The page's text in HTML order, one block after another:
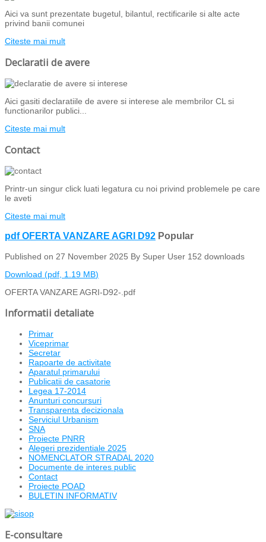
Aici va sunt prezentate bugetul, bilantul, rectificarile si alte acte
privind banii comunei
Citeste mai mult
Declaratii de avere
Aici gasiti declaratiile de avere si interese ale membrilor CL si
functionarilor publici...
Citeste mai mult
Contact
Printr-un singur click luati legatura cu noi privind problemele pe care
le aveti
Citeste mai mult
pdf OFERTA VANZARE AGRI D92 Popular
Published on 27 November 2025 By Super User 152 downloads
Download (pdf, 1.19 MB)
OFERTA VANZARE AGRI-D92-.pdf
Informatii detaliate
Primar
Viceprimar
Secretar
Rapoarte de activitate
Aparatul primarului
Publicatii de casatorie
Legea 17-2014
Anunturi concursuri
Transparenta decizionala
Serviciul Urbanism
SNA
Proiecte PNRR
Alegeri prezidentiale 2025
NOMENCLATOR STRADAL 2020
Documente de interes public
Contact
Proiecte POAD
BULETIN INFORMATIV
E-consultare